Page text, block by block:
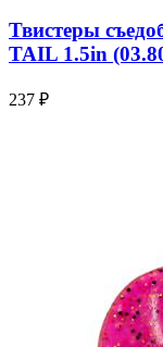
Твистеры
TAIL 1.5in
237 ₽